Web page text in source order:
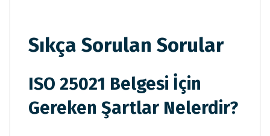
Sıkça Sorulan Sorular
ISO 25021 Belgesi İçin
Gereken Şartlar Nelerdir?